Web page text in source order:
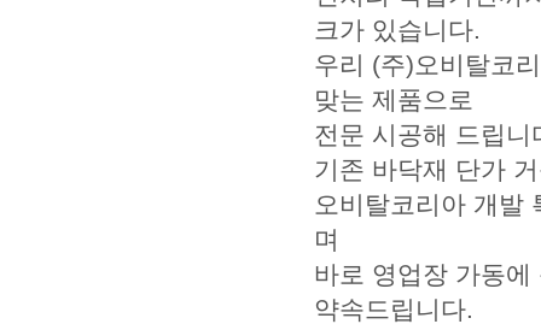
크가 있습니다.
우리 (주)오비탈코
맞는 제품으로
전문 시공해 드립니
기존 바닥재 단가
오비탈코리아 개발
며
바로 영업장 가동
약속드립니다.